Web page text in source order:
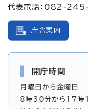
代表電話：082-
庁舎案内
開庁時間
月曜日から金曜日
8時30分から17時